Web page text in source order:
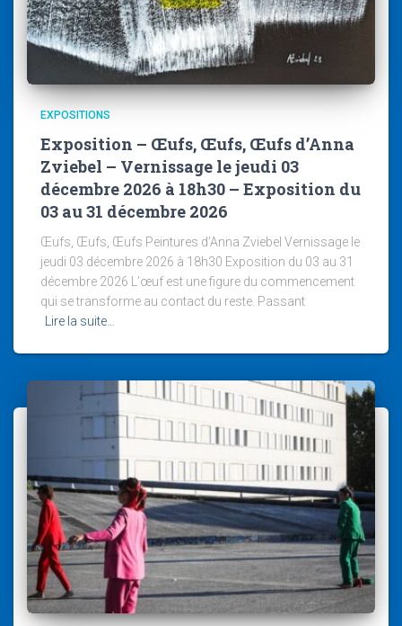
EXPOSITIONS
Exposition – Œufs, Œufs, Œufs d’Anna
Zviebel – Vernissage le jeudi 03
décembre 2026 à 18h30 – Exposition du
03 au 31 décembre 2026
Œufs, Œufs, Œufs Peintures d’Anna Zviebel Vernissage le
jeudi 03 décembre 2026 à 18h30 Exposition du 03 au 31
décembre 2026 L’œuf est une figure du commencement
qui se transforme au contact du reste. Passant
Lire la suite…